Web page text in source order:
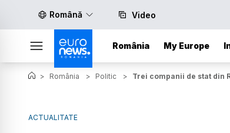
Română Video
România My Europe
> România > Politic > Trei companii de stat din
ACTUALITATE